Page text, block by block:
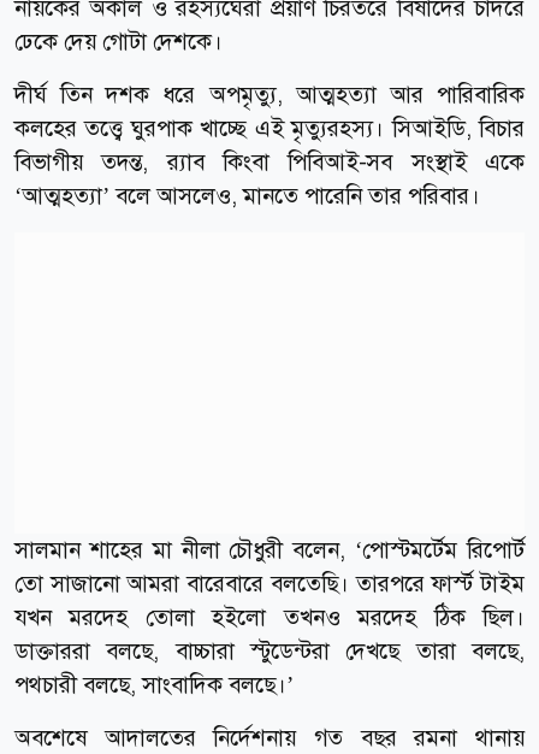
নায়কের অকাল ও রহস্যঘেরা প্রয়াণ চিরতরে বিষাদের চাদরে
ঢেকে দেয় গোটা দেশকে।
দীর্ঘ তিন দশক ধরে অপমৃত্যু, আত্মহত্যা আর পারিবারিক
কলহের তত্ত্বে ঘুরপাক খাচ্ছে এই মৃত্যুরহস্য। সিআইডি, বিচার
বিভাগীয় তদন্ত, র‍্যাব কিংবা পিবিআই-সব সংস্থাই একে
‘আত্মহত্যা’ বলে আসলেও, মানতে পারেনি তার পরিবার।
সালমান শাহের মা নীলা চৌধুরী বলেন, ‘পোস্টমর্টেম রিপোর্ট
তো সাজানো আমরা বারেবারে বলতেছি। তারপরে ফার্স্ট টাইম
যখন মরদেহ তোলা হইলো তখনও মরদেহ ঠিক ছিল।
ডাক্তাররা বলছে, বাচ্চারা স্টুডেন্টরা দেখছে তারা বলছে,
পথচারী বলছে, সাংবাদিক বলছে।’
অবশেষে আদালতের নির্দেশনায় গত বছর রমনা থানায়